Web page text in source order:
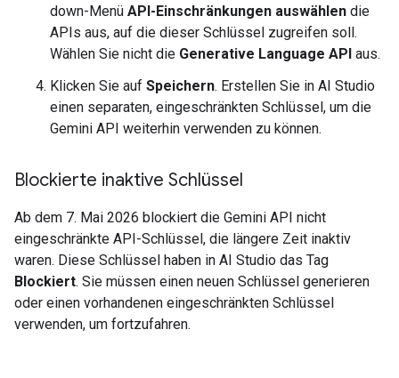
down-Menü API-Einschränkungen auswählen die
APIs aus, auf die dieser Schlüssel zugreifen soll.
Wählen Sie nicht die Generative Language API aus.
Klicken Sie auf Speichern. Erstellen Sie in AI Studio
einen separaten, eingeschränkten Schlüssel, um die
Gemini API weiterhin verwenden zu können.
Blockierte inaktive Schlüssel
Ab dem 7. Mai 2026 blockiert die Gemini API nicht
eingeschränkte API-Schlüssel, die längere Zeit inaktiv
waren. Diese Schlüssel haben in AI Studio das Tag
Blockiert. Sie müssen einen neuen Schlüssel generieren
oder einen vorhandenen eingeschränkten Schlüssel
verwenden, um fortzufahren.